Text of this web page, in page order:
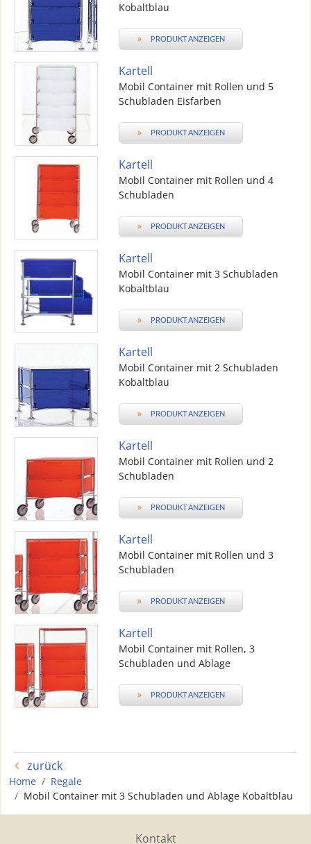
Kobaltblau
» PRODUKT ANZEIGEN
Kartell
Mobil Container mit Rollen und 5
Schubladen Eisfarben
» PRODUKT ANZEIGEN
Kartell
Mobil Container mit Rollen und 4
Schubladen
» PRODUKT ANZEIGEN
Kartell
Mobil Container mit 3 Schubladen
Kobaltblau
» PRODUKT ANZEIGEN
Kartell
Mobil Container mit 2 Schubladen
Kobaltblau
» PRODUKT ANZEIGEN
Kartell
Mobil Container mit Rollen und 2
Schubladen
» PRODUKT ANZEIGEN
Kartell
Mobil Container mit Rollen und 3
Schubladen
» PRODUKT ANZEIGEN
Kartell
Mobil Container mit Rollen, 3
Schubladen und Ablage
» PRODUKT ANZEIGEN
zurück
Home
Regale
Mobil Container mit 3 Schubladen und Ablage Kobaltblau
Kontakt